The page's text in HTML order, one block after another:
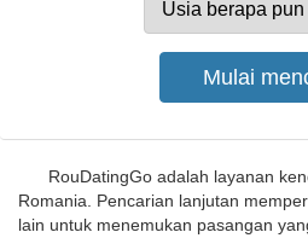
RouDatingGo adalah layanan
Romania. Pencarian lanjutan
lain untuk menemukan pasangan